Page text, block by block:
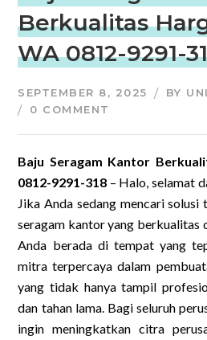
Berkualitas
WA 0812-9291-
SEPTEMBER 8, 2025 BY
0 COMMENT
Baju Seragam Kantor
0812-9291-318 – Halo, selamat
Jika Anda sedang mencari
seragam kantor yang berkualitas
Anda berada di tempat yang
mitra terpercaya dalam
yang tidak hanya tampil
dan tahan lama. Bagi seluruh
ingin meningkatkan citra